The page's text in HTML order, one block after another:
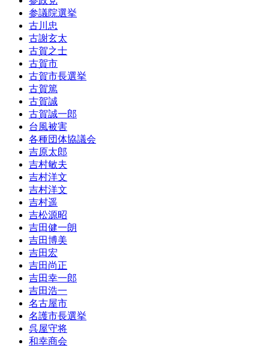
参議院選挙
古川忠
古謝玄太
古賀之士
古賀市
古賀市長選挙
古賀篤
古賀誠
古賀誠一郎
台風被害
各種団体協議会
吉原太郎
吉村敏夫
吉村洋文
吉村洋文
吉村遥
吉松源昭
吉田健一朗
吉田博美
吉田宏
吉田尚正
吉田幸一郎
吉田浩一
名古屋市
名護市長選挙
呉屋守将
和幸商会